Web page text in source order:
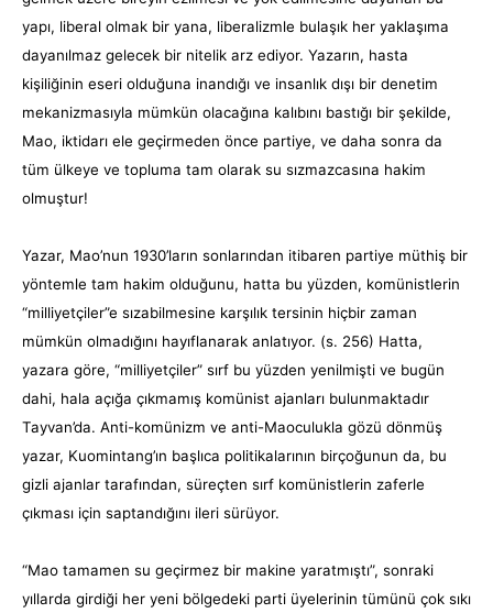
yapı, liberal olmak bir yana, liberalizmle bulaşık her yaklaşıma
dayanılmaz gelecek bir nitelik arz ediyor. Yazarın, hasta
kişiliğinin eseri olduğuna inandığı ve insanlık dışı bir denetim
mekanizmasıyla mümkün olacağına kalıbını bastığı bir şekilde,
Mao, iktidarı ele geçirmeden önce partiye, ve daha sonra da
tüm ülkeye ve topluma tam olarak su sızmazcasına hakim
olmuştur!
Yazar, Mao’nun 1930’ların sonlarından itibaren partiye müthiş bir
yöntemle tam hakim olduğunu, hatta bu yüzden, komünistlerin
“milliyetçiler”e sızabilmesine karşılık tersinin hiçbir zaman
mümkün olmadığını hayıflanarak anlatıyor. (s. 256) Hatta,
yazara göre, “milliyetçiler” sırf bu yüzden yenilmişti ve bugün
dahi, hala açığa çıkmamış komünist ajanları bulunmaktadır
Tayvan’da. Anti-komünizm ve anti-Maoculukla gözü dönmüş
yazar, Kuomintang’ın başlıca politikalarının birçoğunun da, bu
gizli ajanlar tarafından, süreçten sırf komünistlerin zaferle
çıkması için saptandığını ileri sürüyor.
“Mao tamamen su geçirmez bir makine yaratmıştı”, sonraki
yıllarda girdiği her yeni bölgedeki parti üyelerinin tümünü çok sıkı